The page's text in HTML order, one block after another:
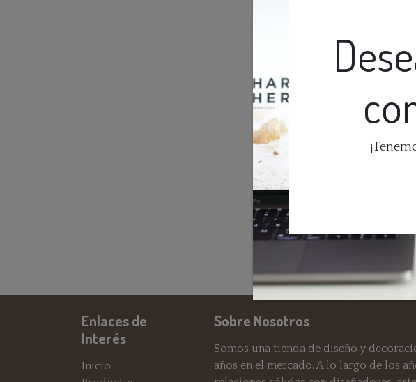
Enlaces de
Interés
Inicio
Sobre Nosotros
Somos una tienda de diseño y
años en el mercado. A lo largo de los